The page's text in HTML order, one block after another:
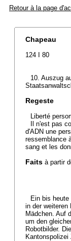
Retour à la page
Chapeau
124 I 80
10. Auszug
Regeste
Liberté
Il n'est pas
d'ADN une
ressemblance
sang et les
Faits à partir
Ein bis
in der weiteren
Mädchen. Auf
um den
Robotbilder.